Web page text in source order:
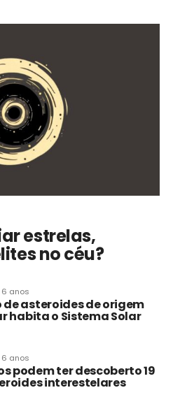
estrelas,
no céu?
6 anos
de asteroides de origem
habita o Sistema Solar
6 anos
podem ter descoberto 19
interestelares